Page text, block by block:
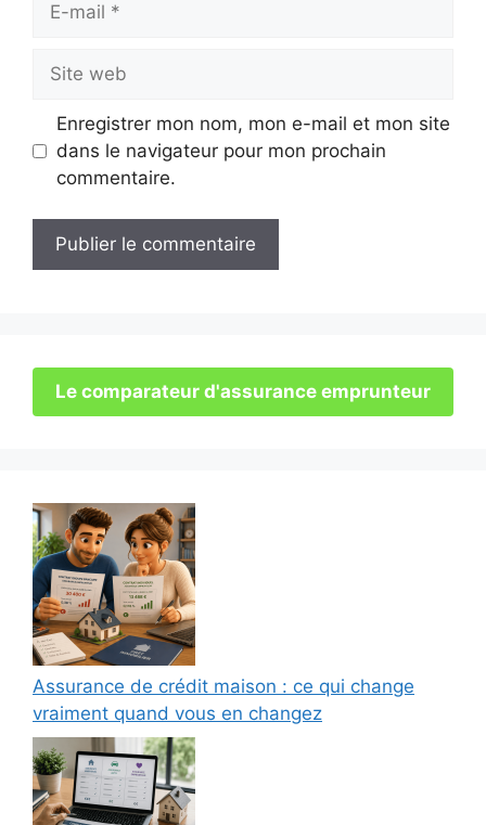
mail
web
Enregistrer mon nom, mon e-mail et mon site
dans le navigateur pour mon prochain
commentaire.
Le comparateur d'assurance emprunteur
Assurance de crédit maison : ce qui change
vraiment quand vous en changez